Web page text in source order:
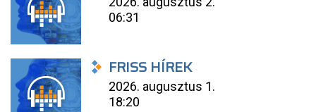
06:31
FRISS HÍREK
2026. augusztus 1.
18:20